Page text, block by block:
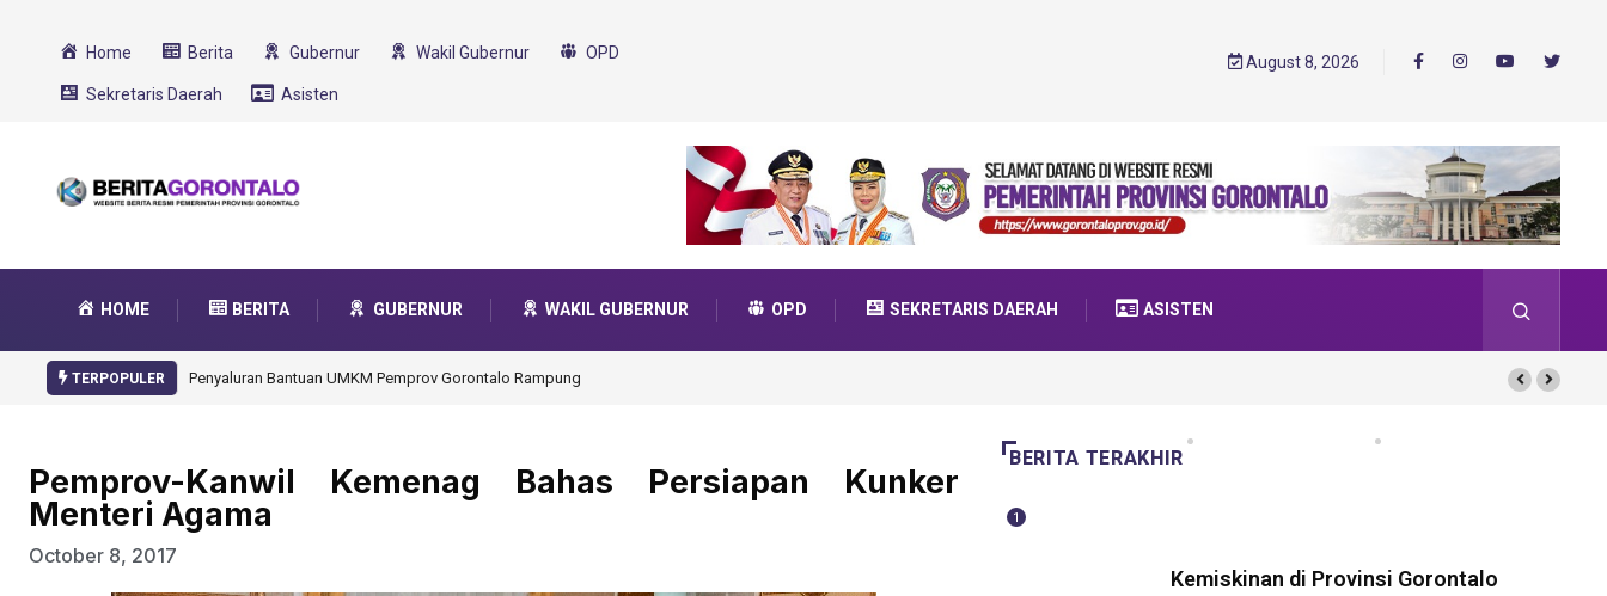
Home Berita Gubernur Wakil Gubernur OPD
Sekretaris Daerah Asisten
August 8, 2026
HOME BERITA GUBERNUR WAKIL GUBERNUR OPD SEKRETARIS DAERAH ASISTEN
TERPOPULER Gorontalo Ikut Dukung Program SMA Unggul Garuda Transformasi 2025
Pemprov-Kanwil Kemenag Bahas Persiapan Kunker
Menteri Agama
October 8, 2017
BERITA TERAKHIR
1
Kemiskinan di Provinsi Gorontalo